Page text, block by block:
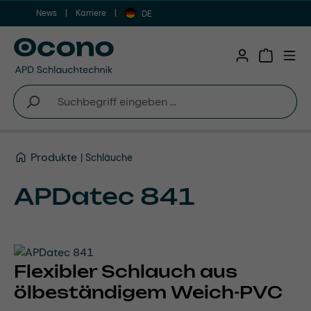
Zum Hauptinhalt springen
News Karriere DE
Produkte Schläuche
APDatec 841
Flexibler Schlauch aus
ölbeständigem Weich-PVC